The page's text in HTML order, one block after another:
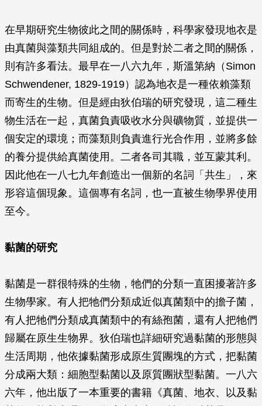
在早期研究生物彼此之間的關係時，科學家發現地衣是
由真菌與藻類共同組成的。但是對於二者之間的關係，
則有許多看法。最早在一八六九年，斯溫第納（Simon
Schwendener, 1829-1919）認為地衣是一種依賴藻類
而寄生的生物。但是經由狄伯瑞的研究發現，這二種生
物生活在一起，真菌負責吸收水分與礦物質，並提供一
個安定的環境；而藻類則負責進行光合作用，並將多餘
的養分提供給真菌使用。二者各司其職，並互蒙其利。
因此他在一八七九年創造出一個新的名詞「共生」，來
形容這個現象。這個專有名詞，也一直被生物學界使用
至今。
黏菌的研究
黏菌是一群很特殊的生物，牠們的分類一直困擾著許多
生物學家。有人把牠們分類成近似真菌類中的擔子菌，
有人把牠們分類成真菌類中的有絲孢菌，還有人把牠們
歸屬在原生生物界。狄伯瑞也詳細研究過黏菌的形態與
生活周期，他依據黏菌形成原生質團塊的方式，把黏菌
分成兩大類：細胞型黏菌以及原質團狀型黏菌。一八六
六年，他出版了一本重要的書籍《真菌、地衣、以及黏